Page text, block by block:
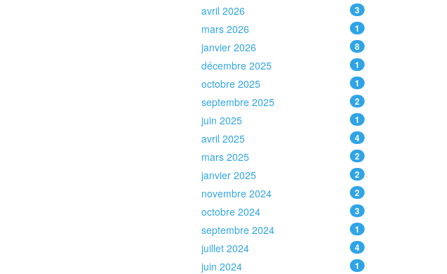
avril 2026 3
mars 2026 1
janvier 2026 8
décembre 2025 1
octobre 2025 1
septembre 2025 2
juin 2025 1
avril 2025 4
mars 2025 2
janvier 2025 2
novembre 2024 2
octobre 2024 3
septembre 2024 1
juillet 2024 4
juin 2024 1